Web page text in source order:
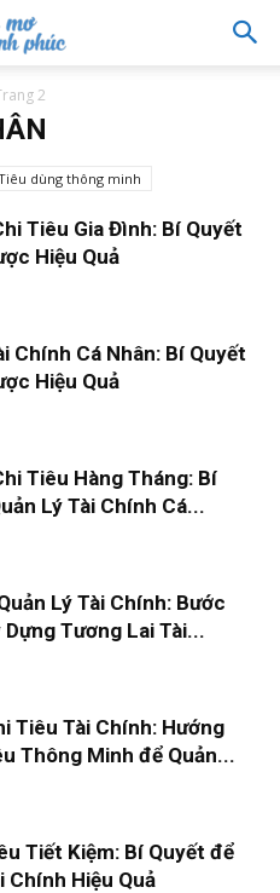
2
dùng thông minh
Tiêu Gia Đình: Bí Quyết
Hiệu Quả
Chính Cá Nhân: Bí Quyết
Hiệu Quả
Tiêu Hàng Tháng: Bí
Lý Tài Chính Cá...
Lý Tài Chính: Bước
Tương Lai Tài...
Tiêu Tài Chính: Hướng
Thông Minh để Quản...
Tiết Kiệm: Bí Quyết để
Chính Hiệu Quả